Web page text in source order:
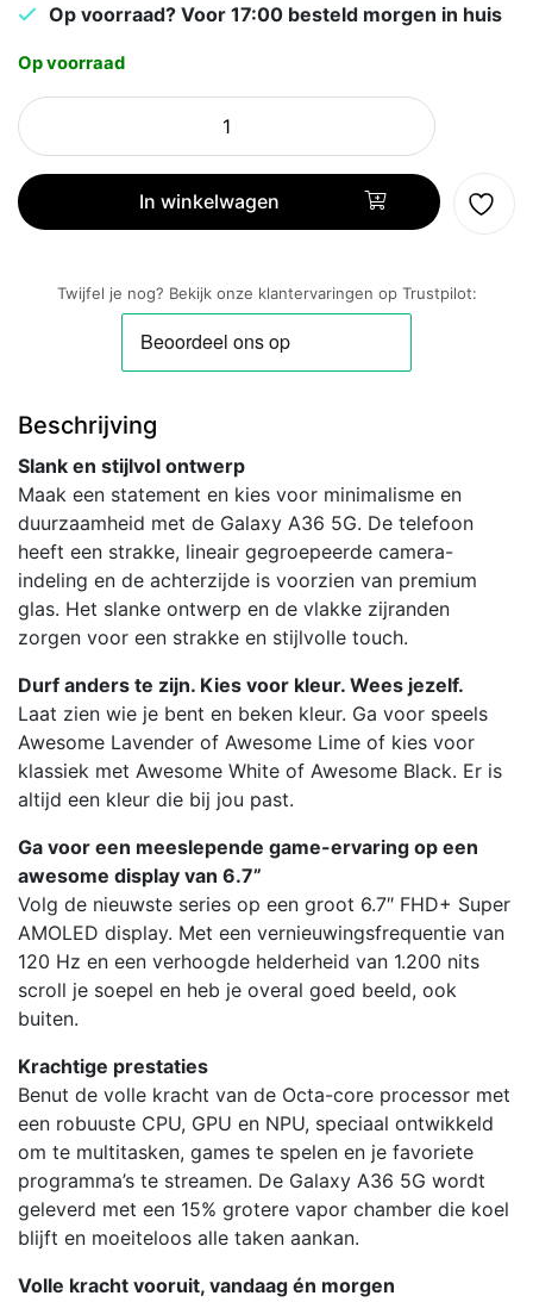
Op voorraad? Voor 17:00 besteld morgen in huis
Op voorraad
Samsung
A36
Groen
aantal
In winkelwagen
Twijfel je nog? Bekijk onze klantervaringen op Trustpilot:
Beschrijving
Slank en stijlvol ontwerp
Maak een statement en kies voor minimalisme en
duurzaamheid met de Galaxy A36 5G. De telefoon
heeft een strakke, lineair gegroepeerde camera-
indeling en de achterzijde is voorzien van premium
glas. Het slanke ontwerp en de vlakke zijranden
zorgen voor een strakke en stijlvolle touch.
Durf anders te zijn. Kies voor kleur. Wees jezelf.
Laat zien wie je bent en beken kleur. Ga voor speels
Awesome Lavender of Awesome Lime of kies voor
klassiek met Awesome White of Awesome Black. Er is
altijd een kleur die bij jou past.
Ga voor een meeslepende game-ervaring op een
awesome display van 6.7”
Volg de nieuwste series op een groot 6.7″ FHD+ Super
AMOLED display. Met een vernieuwingsfrequentie van
120 Hz en een verhoogde helderheid van 1.200 nits
scroll je soepel en heb je overal goed beeld, ook
buiten.
Krachtige prestaties
Benut de volle kracht van de Octa-core processor met
een robuuste CPU, GPU en NPU, speciaal ontwikkeld
om te multitasken, games te spelen en je favoriete
programma’s te streamen. De Galaxy A36 5G wordt
geleverd met een 15% grotere vapor chamber die koel
blijft en moeiteloos alle taken aankan.
Volle kracht vooruit, vandaag én morgen